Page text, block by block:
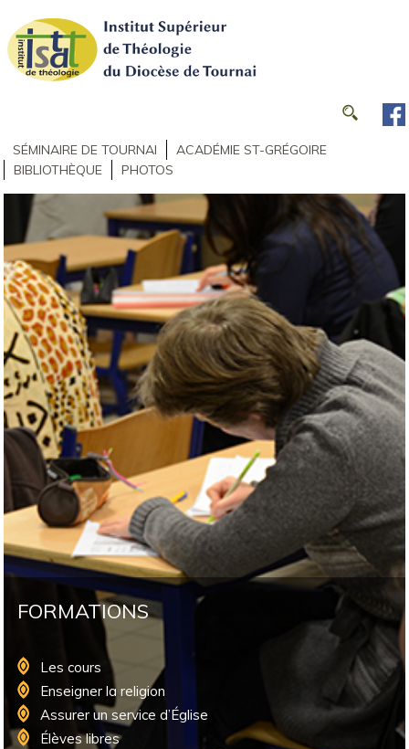
SÉMINAIRE DE TOURNAI
ACADÉMIE ST-GRÉGOIRE
BIBLIOTHÈQUE
PHOTOS
FORMATIONS
Les cours
Enseigner la religion
Assurer un service d’Église
Élèves libres